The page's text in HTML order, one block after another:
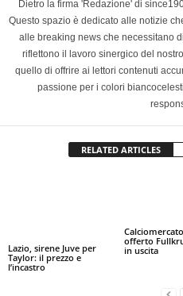
Dietro la firma 'Redazione' di
Questo spazio è dedicato alle notizie
alle breaking news che necessitano
riflettono il lavoro sinergico del
quello di offrire ai lettori contenuti
passione per i colori
RELATED ARTICLES
Lazio, sirene Juve per
Taylor: il prezzo e
l’incastro
offerto
in uscita